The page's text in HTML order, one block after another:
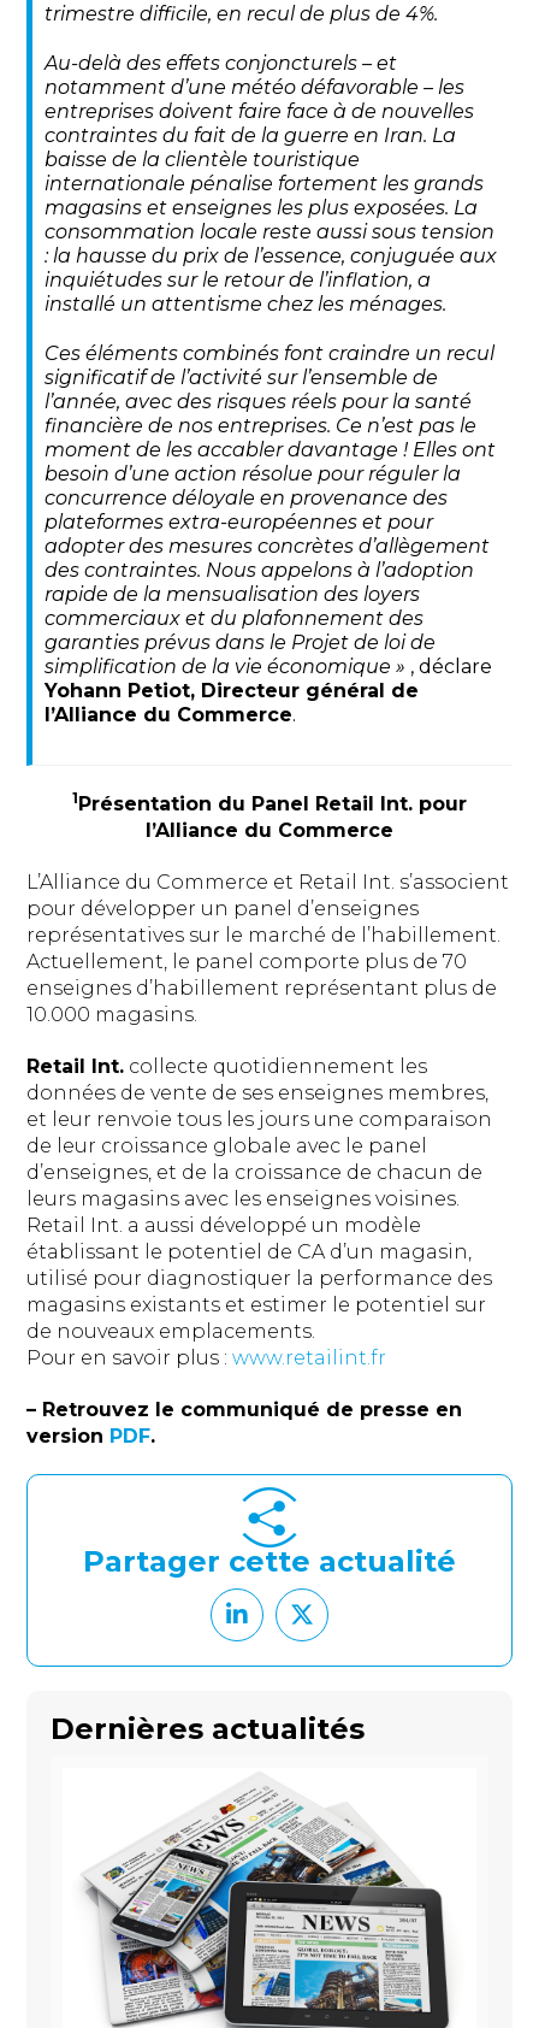
trimestre difficile, en recul de plus de 4%.
Au-delà des effets conjoncturels – et
notamment d’une météo défavorable – les
entreprises doivent faire face à de nouvelles
contraintes du fait de la guerre en Iran. La
baisse de la clientèle touristique
internationale pénalise fortement les grands
magasins et enseignes les plus exposées. La
consommation locale reste aussi sous tension
: la hausse du prix de l’essence, conjuguée aux
inquiétudes sur le retour de l’inflation, a
installé un attentisme chez les ménages.
Ces éléments combinés font craindre un recul
significatif de l’activité sur l’ensemble de
l’année, avec des risques réels pour la santé
financière de nos entreprises. Ce n’est pas le
moment de les accabler davantage ! Elles ont
besoin d’une action résolue pour réguler la
concurrence déloyale en provenance des
plateformes extra-européennes et pour
adopter des mesures concrètes d’allègement
des contraintes. Nous appelons à l’adoption
rapide de la mensualisation des loyers
commerciaux et du plafonnement des
garanties prévus dans le Projet de loi de
simplification de la vie économique » , déclare
Yohann Petiot, Directeur général de
l’Alliance du Commerce.
1Présentation du Panel Retail Int. pour
l’Alliance du Commerce
L’Alliance du Commerce et Retail Int. s’associent
pour développer un panel d’enseignes
représentatives sur le marché de l’habillement.
Actuellement, le panel comporte plus de 70
enseignes d’habillement représentant plus de
10.000 magasins.
Retail Int. collecte quotidiennement les
données de vente de ses enseignes membres,
et leur renvoie tous les jours une comparaison
de leur croissance globale avec le panel
d’enseignes, et de la croissance de chacun de
leurs magasins avec les enseignes voisines.
Retail Int. a aussi développé un modèle
établissant le potentiel de CA d’un magasin,
utilisé pour diagnostiquer la performance des
magasins existants et estimer le potentiel sur
de nouveaux emplacements.
Pour en savoir plus :www.retailint.fr
– Retrouvez le communiqué de presse en
version PDF.
Partager cette actualité
Dernières actualités